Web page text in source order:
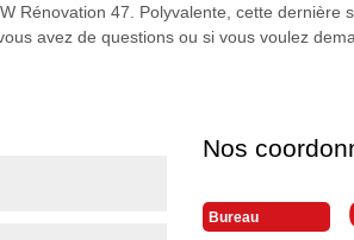
Rénovation 47. Polyvalente, cette
avez de questions ou si vous voulez
Nos
Bureau